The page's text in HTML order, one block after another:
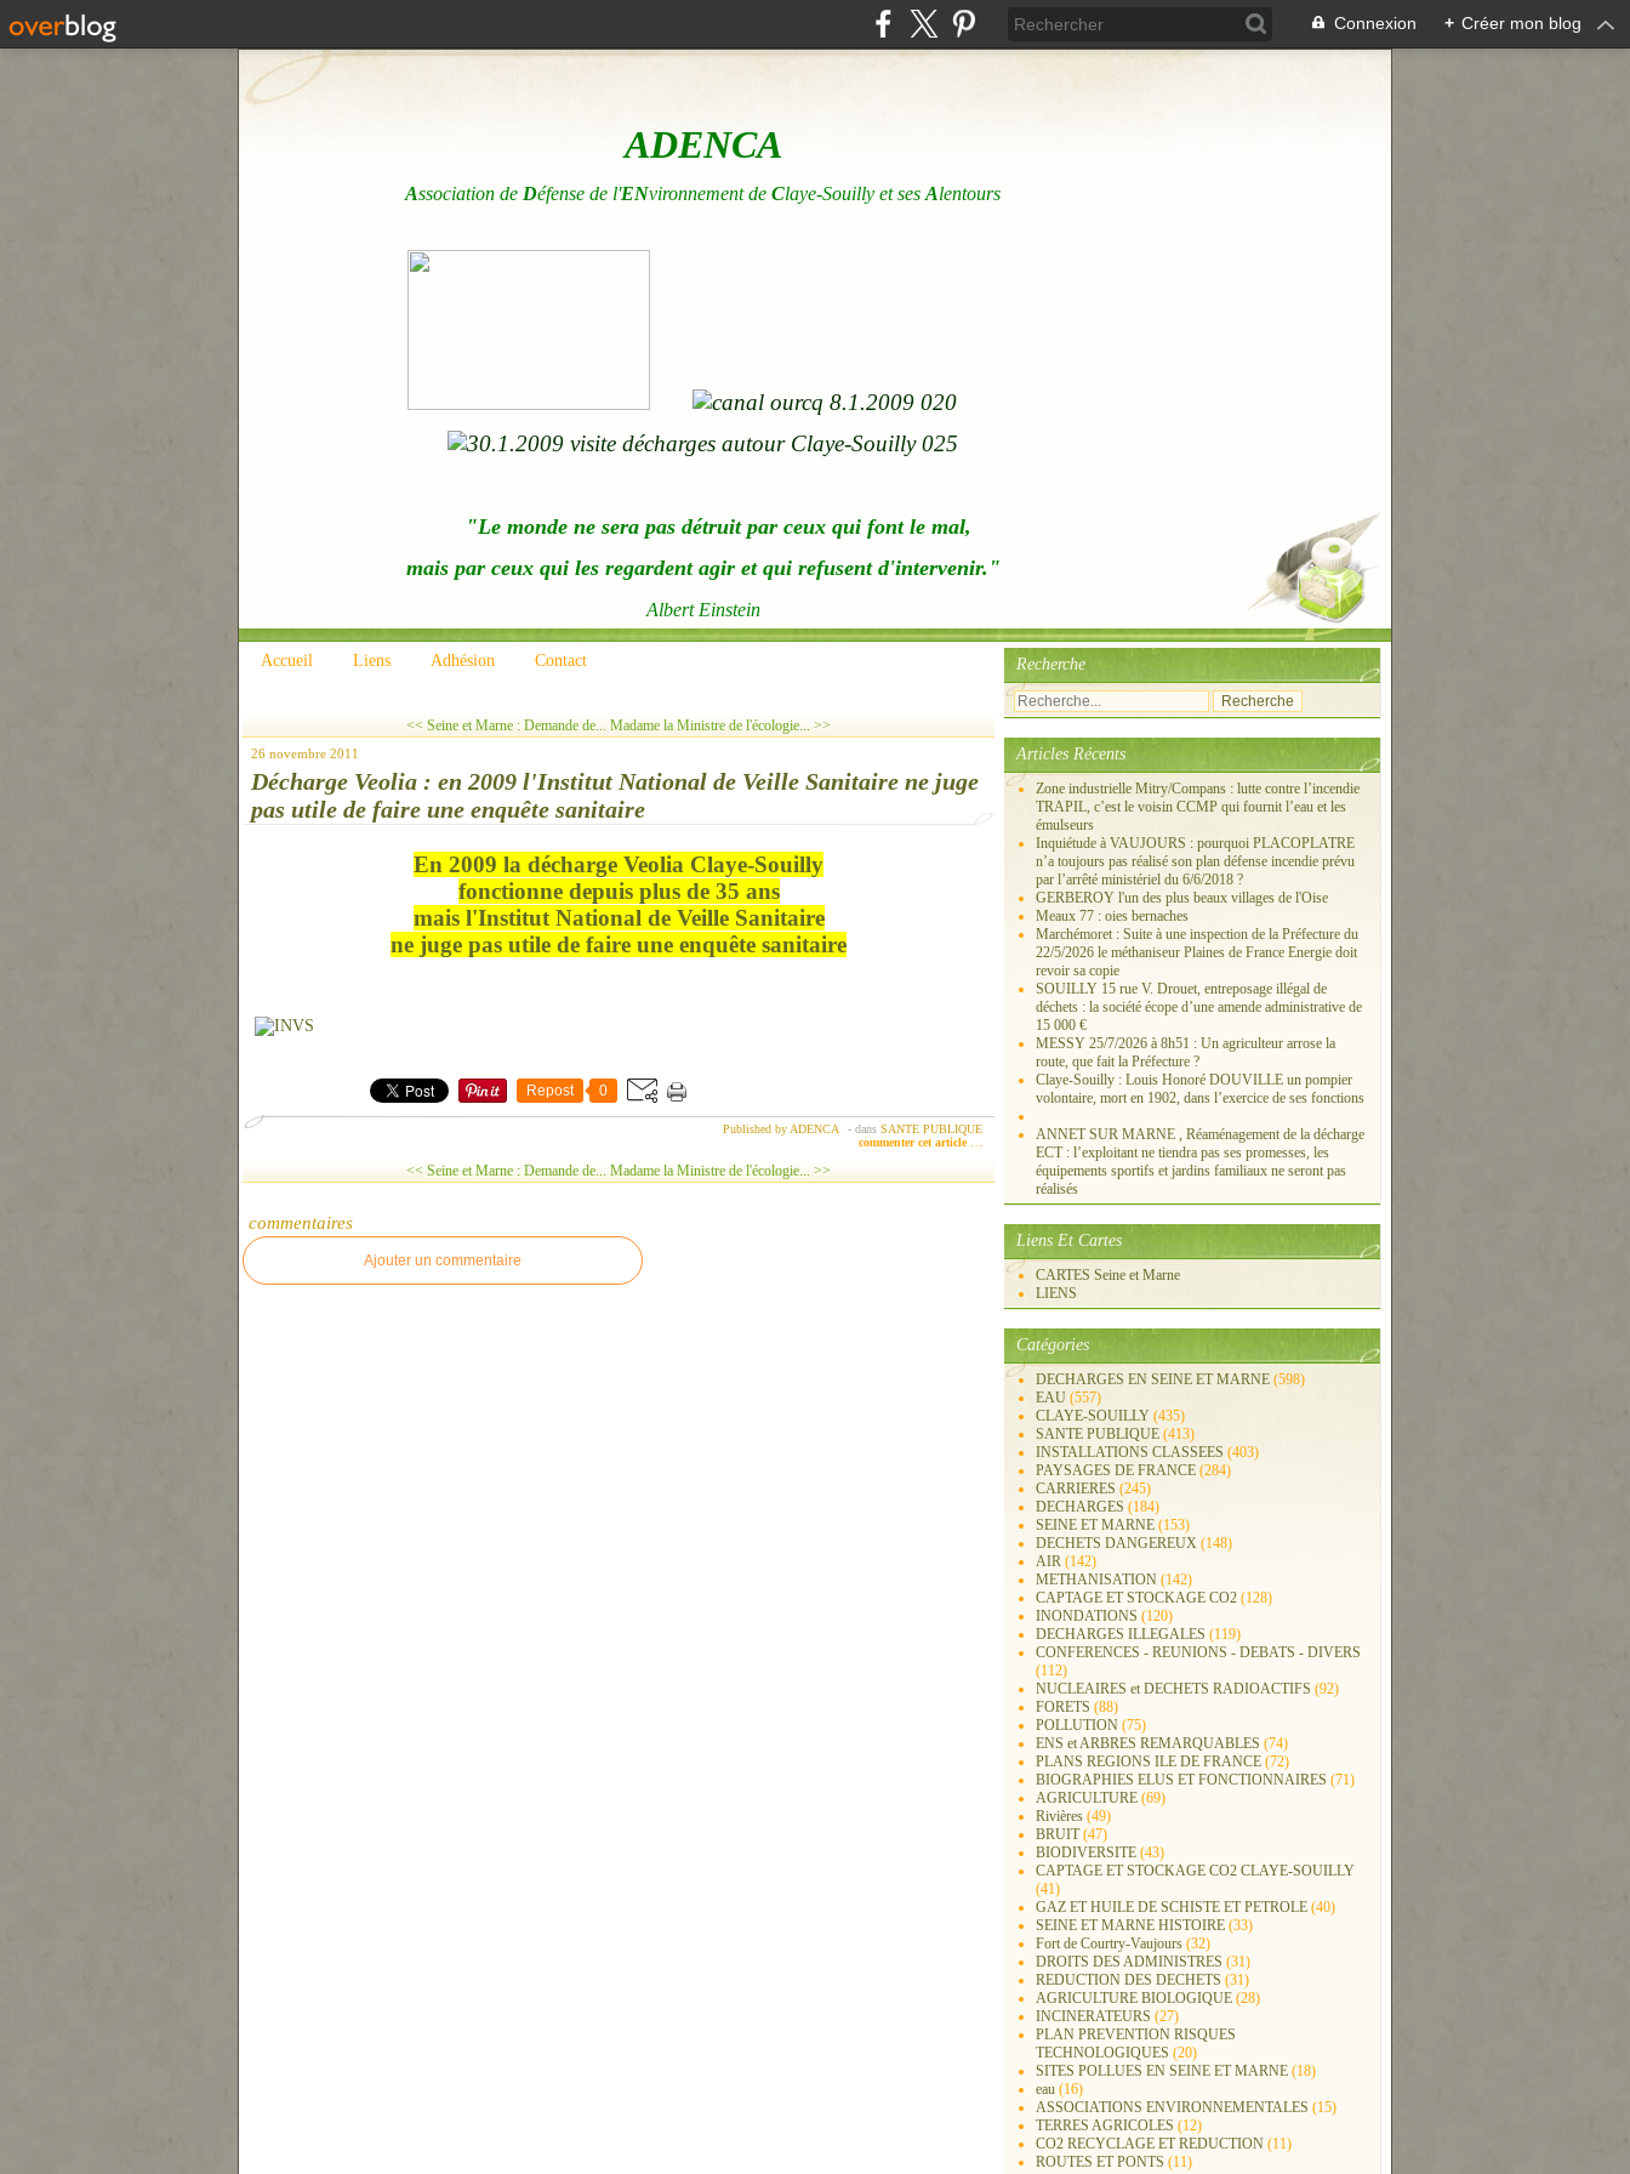
Connexion + Créer mon blog
ADENCA
Association de Défense de l'ENvironnement de Claye-Souilly et ses Alentours
"Le monde ne sera pas détruit par ceux qui font le mal,
mais par ceux qui les regardent agir et qui refusent d'intervenir."
Albert Einstein
Accueil Liens Adhésion Contact
<< Seine et Marne : Demande de... Madame la Ministre de l'écologie... >>
26 novembre 2011
Décharge Veolia : en 2009 l'Institut National de Veille Sanitaire ne juge
pas utile de faire une enquête sanitaire
En 2009 la décharge Veolia Claye-Souilly
fonctionne depuis plus de 35 ans
mais l'Institut National de Veille Sanitaire
ne juge pas utile de faire une enquête sanitaire
Repost 0
Published by ADENCA - dans SANTE PUBLIQUE
commenter cet article
<< Seine et Marne : Demande de... Madame la Ministre de l'écologie... >>
commentaires
Ajouter un commentaire
Recherche
Articles Récents
Zone industrielle Mitry/Compans : lutte contre l’incendie
TRAPIL, c’est le voisin CCMP qui fournit l’eau et les
émulseurs
Inquiétude à VAUJOURS : pourquoi PLACOPLATRE
n’a toujours pas réalisé son plan défense incendie prévu
par l’arrêté ministériel du 6/6/2018 ?
GERBEROY l'un des plus beaux villages de l'Oise
Meaux 77 : oies bernaches
Marchémoret : Suite à une inspection de la Préfecture du
22/5/2026 le méthaniseur Plaines de France Energie doit
revoir sa copie
SOUILLY 15 rue V. Drouet, entreposage illégal de
déchets : la société écope d’une amende administrative de
15 000 €
MESSY 25/7/2026 à 8h51 : Un agriculteur arrose la
route, que fait la Préfecture ?
Claye-Souilly : Louis Honoré DOUVILLE un pompier
volontaire, mort en 1902, dans l’exercice de ses fonctions
ANNET SUR MARNE , Réaménagement de la décharge
ECT : l’exploitant ne tiendra pas ses promesses, les
équipements sportifs et jardins familiaux ne seront pas
réalisés
Liens Et Cartes
CARTES Seine et Marne
LIENS
Catégories
DECHARGES EN SEINE ET MARNE (598)
EAU (557)
CLAYE-SOUILLY (435)
SANTE PUBLIQUE (413)
INSTALLATIONS CLASSEES (403)
PAYSAGES DE FRANCE (284)
CARRIERES (245)
DECHARGES (184)
SEINE ET MARNE (153)
DECHETS DANGEREUX (148)
AIR (142)
METHANISATION (142)
CAPTAGE ET STOCKAGE CO2 (128)
INONDATIONS (120)
DECHARGES ILLEGALES (119)
CONFERENCES - REUNIONS - DEBATS - DIVERS
(112)
NUCLEAIRES et DECHETS RADIOACTIFS (92)
FORETS (88)
POLLUTION (75)
ENS et ARBRES REMARQUABLES (74)
PLANS REGIONS ILE DE FRANCE (72)
BIOGRAPHIES ELUS ET FONCTIONNAIRES (71)
AGRICULTURE (69)
Rivières (49)
BRUIT(47)
BIODIVERSITE (43)
CAPTAGE ET STOCKAGE CO2 CLAYE-SOUILLY
(41)
GAZ ET HUILE DE SCHISTE ET PETROLE (40)
SEINE ET MARNE HISTOIRE (33)
Fort de Courtry-Vaujours (32)
DROITS DES ADMINISTRES (31)
REDUCTION DES DECHETS (31)
AGRICULTURE BIOLOGIQUE (28)
INCINERATEURS (27)
PLAN PREVENTION RISQUES
TECHNOLOGIQUES (20)
SITES POLLUES EN SEINE ET MARNE (18)
eau (16)
ASSOCIATIONS ENVIRONNEMENTALES (15)
TERRES AGRICOLES (12)
CO2 RECYCLAGE ET REDUCTION (11)
ROUTES ET PONTS (11)